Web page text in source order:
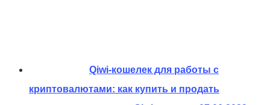
Qiwi-кошелек для работы с
криптовалютами: как купить и продать